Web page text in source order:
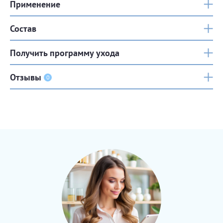
Применение
Состав
Получить программу ухода
Отзывы 0